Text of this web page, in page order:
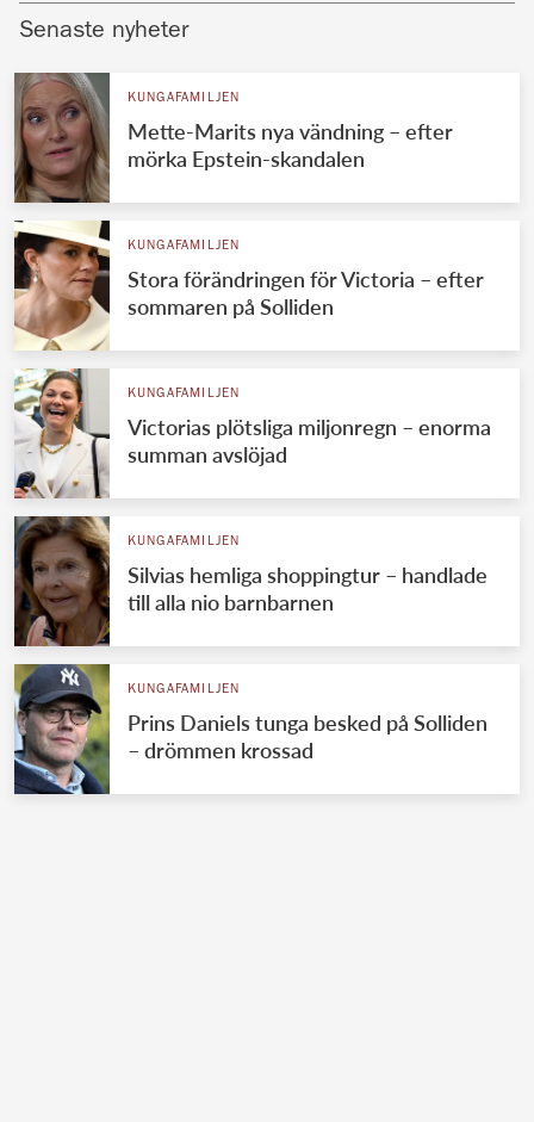
Senaste nyheter
KUNGAFAMILJEN
Mette-Marits nya vändning – efter
mörka Epstein-skandalen
KUNGAFAMILJEN
Stora förändringen för Victoria – efter
sommaren på Solliden
KUNGAFAMILJEN
Victorias plötsliga miljonregn – enorma
summan avslöjad
KUNGAFAMILJEN
Silvias hemliga shoppingtur – handlade
till alla nio barnbarnen
KUNGAFAMILJEN
Prins Daniels tunga besked på Solliden
– drömmen krossad